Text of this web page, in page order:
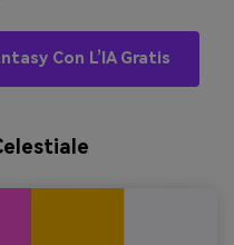
Con L’IA Gratis